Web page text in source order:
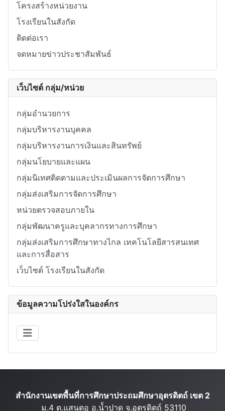
โครงสร้างหน่วยงาน
โรงเรียนในสังกัด
ติดต่อเรา
จดหมายข่าวประชาสัมพันธ์
เว็บไซต์ กลุ่ม/หน่วย
กลุ่มอำนวยการ
กลุ่มบริหารงานบุคคล
กลุ่มบริหารงานการเงินและสินทรัพย์
กลุ่มนโยบายและแผน
กลุ่มนิเทศติดตามและประเมินผลการจัดการศึกษา
กลุ่มส่งเสริมการจัดการศึกษา
หน่วยตรวจสอบภายใน
กลุ่มพัฒนาครูและบุคลากรทางการศึกษา
กลุ่มส่งเสริมการศึกษาทางไกล เทคโนโลยีสารสนเทศ
และการสื่อสาร
เว็บไซต์ โรงเรียนในสังกัด
ข้อมูลความโปร่งใสในองค์กร
สำนักงานเขตพื้นที่การศึกษาประถมศึกษาอุตรดิตถ์ เขต 2
ม.4 ต.แสนตอ อ.น้ำปาด จ.อุตรดิตถ์ 53110